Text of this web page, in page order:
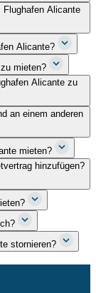
Flughafen Alicante
Alicante?
mieten?
Alicante zu
an einem anderen
mieten?
hinzufügen?
stornieren?